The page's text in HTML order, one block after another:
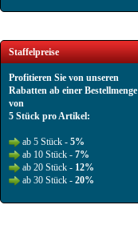
Staffelpreise
Profitieren Sie von unseren
Rabatten ab einer Bestellmenge
von
5 Stück pro Artikel:
ab 5 Stück - 5%
ab 10 Stück - 7%
ab 20 Stück - 12%
ab 30 Stück - 20%